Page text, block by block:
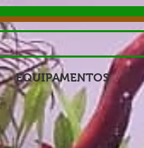
EQUIPAMENTOS